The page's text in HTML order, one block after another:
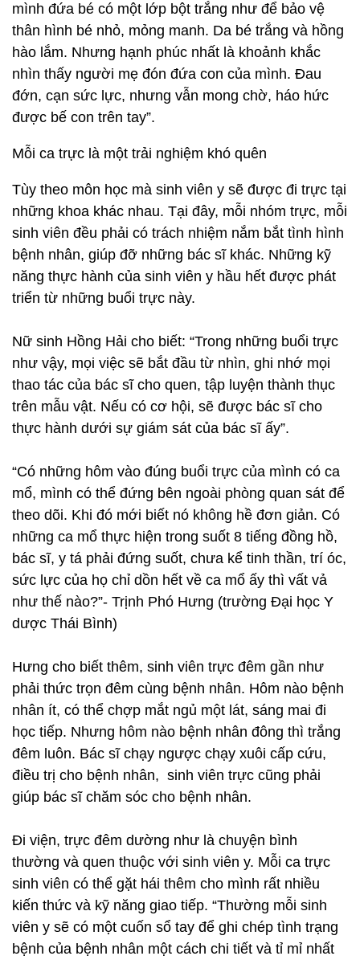
mình đứa bé có một lớp bột trắng như để bảo vệ
thân hình bé nhỏ, mỏng manh. Da bé trắng và hồng
hào lắm. Nhưng hạnh phúc nhất là khoảnh khắc
nhìn thấy người mẹ đón đứa con của mình. Đau
đớn, cạn sức lực, nhưng vẫn mong chờ, háo hức
được bế con trên tay”.
Mỗi ca trực là một trải nghiệm khó quên
Tùy theo môn học mà sinh viên y sẽ được đi trực tại
những khoa khác nhau. Tại đây, mỗi nhóm trực, mỗi
sinh viên đều phải có trách nhiệm nắm bắt tình hình
bệnh nhân, giúp đỡ những bác sĩ khác. Những kỹ
năng thực hành của sinh viên y hầu hết được phát
triển từ những buổi trực này.
Nữ sinh Hồng Hải cho biết: “Trong những buổi trực
như vậy, mọi việc sẽ bắt đầu từ nhìn, ghi nhớ mọi
thao tác của bác sĩ cho quen, tập luyện thành thục
trên mẫu vật. Nếu có cơ hội, sẽ được bác sĩ cho
thực hành dưới sự giám sát của bác sĩ ấy”.
“Có những hôm vào đúng buổi trực của mình có ca
mổ, mình có thể đứng bên ngoài phòng quan sát để
theo dõi. Khi đó mới biết nó không hề đơn giản. Có
những ca mổ thực hiện trong suốt 8 tiếng đồng hồ,
bác sĩ, y tá phải đứng suốt, chưa kể tinh thần, trí óc,
sức lực của họ chỉ dồn hết về ca mổ ấy thì vất vả
như thế nào?”- Trịnh Phó Hưng (trường Đại học Y
dược Thái Bình)
Hưng cho biết thêm, sinh viên trực đêm gần như
phải thức trọn đêm cùng bệnh nhân. Hôm nào bệnh
nhân ít, có thể chợp mắt ngủ một lát, sáng mai đi
học tiếp. Nhưng hôm nào bệnh nhân đông thì trắng
đêm luôn. Bác sĩ chạy ngược chạy xuôi cấp cứu,
điều trị cho bệnh nhân, sinh viên trực cũng phải
giúp bác sĩ chăm sóc cho bệnh nhân.
Đi viện, trực đêm dường như là chuyện bình
thường và quen thuộc với sinh viên y. Mỗi ca trực
sinh viên có thể gặt hái thêm cho mình rất nhiều
kiến thức và kỹ năng giao tiếp. “Thường mỗi sinh
viên y sẽ có một cuốn sổ tay để ghi chép tình trạng
bệnh của bệnh nhân một cách chi tiết và tỉ mỉ nhất